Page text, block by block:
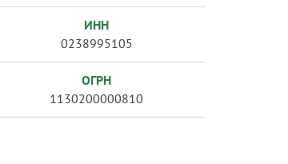
ИНН
0238995105
ОГРН
1130200000810